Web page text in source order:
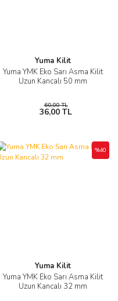
Yuma Kilit
Yuma YMK Eko Sarı Asma Kilit
Uzun Kancalı 50 mm
60,00 TL
36,00 TL
Yuma Kilit
Yuma YMK Eko Sarı Asma Kilit
Uzun Kancalı 32 mm
%40